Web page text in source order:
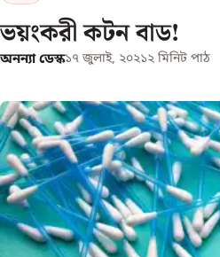
ভয়ংকরী কটন বাড!
অনন্যা ডেস্ক১৭ জুলাই, ২০২১২ মিনিট পাঠ